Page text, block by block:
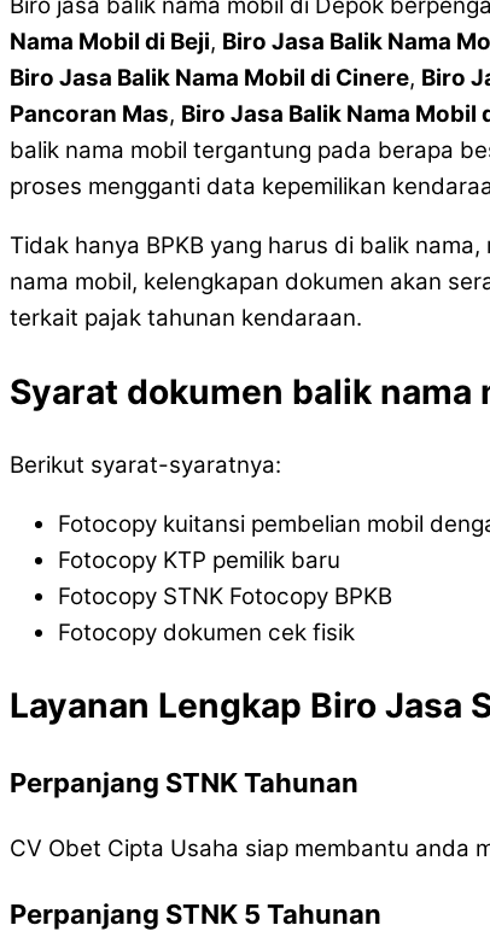
Biro jasa balik nama mobil di Depok
Nama Mobil di Beji, Biro Jasa Balik Nama
Biro Jasa Balik Nama Mobil di Cinere, Biro
Pancoran Mas, Biro Jasa Balik Nama Mobil
balik nama mobil tergantung pada berapa
proses mengganti data kepemilikan
Tidak hanya BPKB yang harus di balik
nama mobil, kelengkapan dokumen akan
terkait pajak tahunan kendaraan.
Syarat dokumen balik nama
Berikut syarat-syaratnya:
Fotocopy kuitansi pembelian mobil
Fotocopy KTP pemilik baru
Fotocopy STNK Fotocopy BPKB
Fotocopy dokumen cek fisik
Layanan Lengkap Biro Jasa
Perpanjang STNK Tahunan
CV Obet Cipta Usaha siap membantu anda
Perpanjang STNK 5 Tahunan